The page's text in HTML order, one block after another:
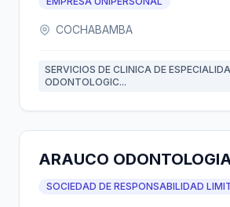
COCHABAMBA
SERVICIOS DE CLINICA DE
ODONTOLOGIC...
ARAUCO
SOCIEDAD DE RESPONSABILIDAD